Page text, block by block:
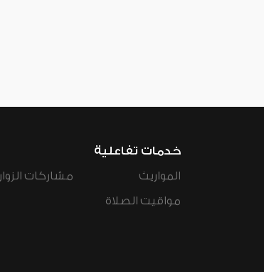
خدمات تفاعلية
المواريث
مواقيت الصلاة
مشاركات الزوار